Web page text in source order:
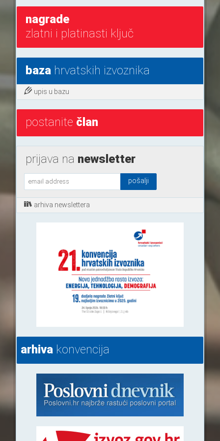
nagrade
zlatni i platinasti ključ
bazahrvatskih izvoznika
upis u bazu
postanite član
prijava na newsletter
arhiva newslettera
arhivakonvencija